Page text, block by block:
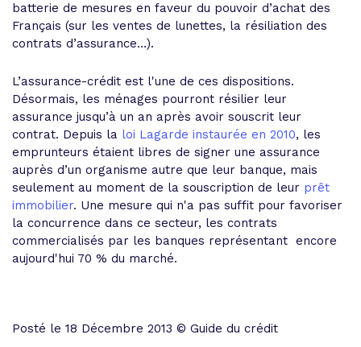
batterie de mesures en faveur du pouvoir d’achat des
Français (sur les ventes de lunettes, la résiliation des
contrats d’assurance…).
L’assurance-crédit est l'une de ces dispositions.
Désormais, les ménages pourront résilier leur
assurance jusqu’à un an après avoir souscrit leur
contrat. Depuis la loi Lagarde instaurée en 2010, les
emprunteurs étaient libres de signer une assurance
auprès d’un organisme autre que leur banque, mais
seulement au moment de la souscription de leur prêt
immobilier. Une mesure qui n'a pas suffit pour favoriser
la concurrence dans ce secteur, les contrats
commercialisés par les banques représentant encore
aujourd'hui 70 % du marché.
Posté le 18 Décembre 2013 © Guide du crédit